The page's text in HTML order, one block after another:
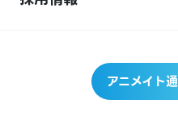
アニメイト